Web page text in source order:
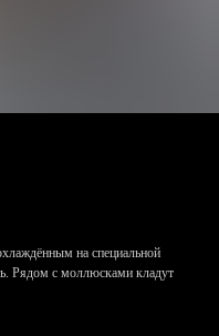
на специальной
Рядом с моллюсками кладут